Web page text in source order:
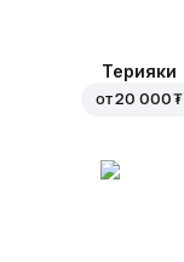
Терияки
от20 000 ₮